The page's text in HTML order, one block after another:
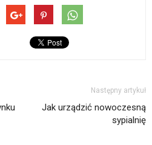
Następny artykuł
Jak urządzić nowoczesną
sypialnię